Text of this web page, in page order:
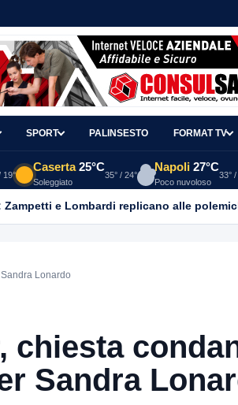
SPORT PALINSESTO FORMAT TV
19°
Caserta 25°C
Soleggiato
35° / 24°
Napoli 27°C
Poco nuvoloso
33° /
e Lombardi replicano alle
Lonardo
chiesta
Sandra